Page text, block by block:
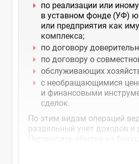
по реализации или
в уставном фонде (УФ)
или предприятия как
комплекса;
по договору
по договору о
обслуживающих
с необращающимися
и финансовыми
сделок.
По этим видам операций
раздельный учет доходов и